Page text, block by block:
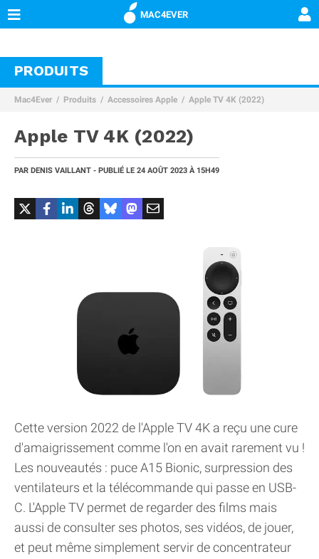
MAC4EVER
PRODUITS
Mac4Ever Produits Accessoires Apple Apple TV 4K (2022)
Apple TV 4K (2022)
PAR DENIS VAILLANT - PUBLIÉ LE 24 AOÛT 2023 À 15H49
Cette version 2022 de l'Apple TV 4K a reçu une cure
d'amaigrissement comme l'on en avait rarement vu !
Les nouveautés : puce A15 Bionic, surpression des
ventilateurs et la télécommande qui passe en USB-
C. L'Apple TV permet de regarder des films mais
aussi de consulter ses photos, ses vidéos, de jouer,
et peut même simplement servir de concentrateur